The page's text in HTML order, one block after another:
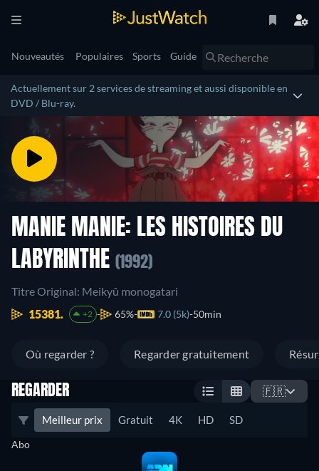
Nouveautés Populaires Sports Guide
Actuellement sur 2 services de streaming et aussi disponible en
DVD / Blu-ray.
MANIE MANIE: LES HISTOIRES DU
LABYRINTHE (1992)
Titre Original: Meikyû monogatari
15381.
+2 65% 7.0 (5k) 50min
Où regarder ? Regarder gratuitement
REGARDER 🇫🇷
Meilleur prix Gratuit 4K HD SD
Abo